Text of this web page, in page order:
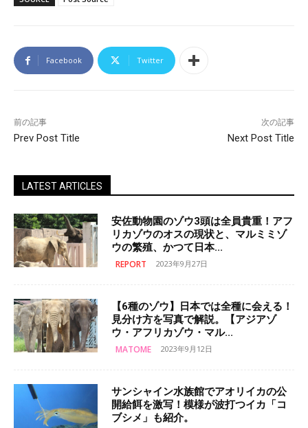
Facebook Twitter
前の記事
Prev Post Title
次の記事
Next Post Title
LATEST ARTICLES
安佐動物園のゾウ3頭は全員貴重！アフ
リカゾウのオスの現状と、マルミミゾ
ウの繁殖、かつて日本...
REPORT 2023年9月27日
【6種のゾウ】日本では全種に会える！
見分け方を写真で解説。【アジアゾ
ウ・アフリカゾウ・マル...
MATOME 2023年9月12日
サンシャイン水族館でアオリイカの公
開給餌を激写！模様が波打つイカ「コ
ブシメ」も紹介。